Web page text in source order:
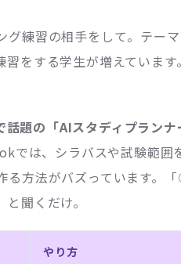
グ練習の相手をして。テー
をする学生が増えています。
題の「AIスタディプランナ
は、シラバスや試験範囲
る方法がバズっています。
聞くだけ。
やり方